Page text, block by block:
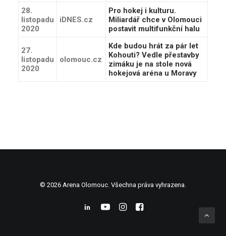
28.
listopadu
2020
iDNES.cz
Pro hokej i kulturu.
Miliardář chce v Olomouci
postavit multifunkční halu
27.
listopadu
2020
olomouc.cz
Kde budou hrát za pár let
Kohouti? Vedle přestavby
zimáku je na stole nová
hokejová aréna u Moravy
© 2026 Arena Olomouc. Všechna práva vyhrazena.